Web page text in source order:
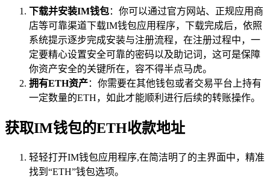
下载并安装IM钱包：你可以通过官方网站、正规应用商
店等可靠渠道下载IM钱包应用程序，下载完成后，依照
系统提示逐步完成安装与注册流程，在注册过程中，一
定要精心设置安全可靠的密码以及助记词，这可是保障
你资产安全的关键所在，容不得半点马虎。
拥有ETH资产：你需要在其他钱包或者交易平台上持有
一定数量的ETH，如此才能顺利进行后续的转账操作。
获取IM钱包的ETH收款地址
轻轻打开IM钱包应用程序,在简洁明了的主界面中，精准
找到“ETH”钱包选项。